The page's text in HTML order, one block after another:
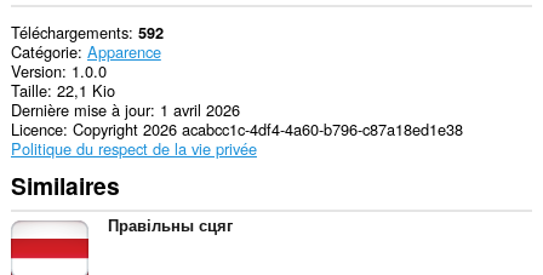
Téléchargements 592
Catégorie Apparence
Version 1.0.0
Taille 22,1 Kio
Dernière mise à jour 1 avril 2026
Licence Copyright 2026 acabcc1c-4df4-4a60-b796-c87a18ed1e38
Politique du respect de la vie privée
Similaires
Правільны сцяг